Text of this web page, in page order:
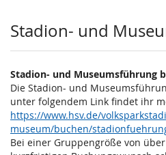
Stadion- und
Stadion- und Museumsführung
Die Stadion- und
unter folgendem Link findet ihr
https://www.hsv.de/
museum/buchen/
Bei einer Gruppengröße von